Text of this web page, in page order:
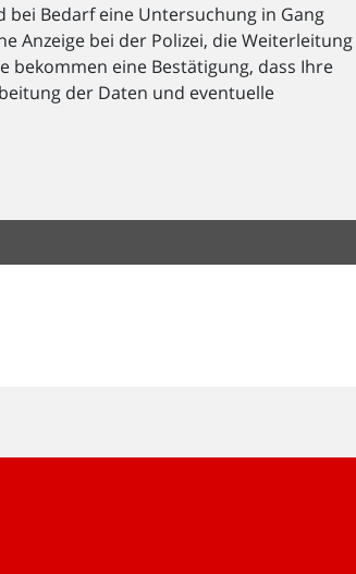
Bedarf eine Untersuchung in Gang
Anzeige bei der Polizei, die Weiterleitung
bekommen eine Bestätigung, dass Ihre
der Daten und eventuelle